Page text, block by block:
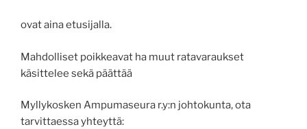
ovat aina etusijalla.
Mahdolliset poikkeavat ha muut ratavaraukset
käsittelee sekä päättää
Myllykosken Ampumaseura r.y:n johtokunta, ota
tarvittaessa yhteyttä: